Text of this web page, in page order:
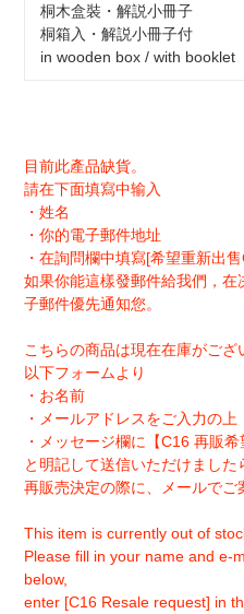
桐木盒裝・解説小冊子
桐箱入・解説小冊子付
in wooden box / with booklet
目前此產品缺貨。
請在下面填寫中输入
・姓名
・你的電子郵件地址
・在詢問欄中填寫[希望重新出
如果你能這樣發郵件給我們，
子郵件優先通知您。
こちらの商品は現在在庫がござ
以下フォームより
・お名前
・メールアドレスをご入力の上
・メッセージ欄に【C16 再販希
と明記して送信いただけました
再販売決定の際に、メールでご
This item is currently out of
Please fill in your name and e-
below,
enter [C16 Resale request] in